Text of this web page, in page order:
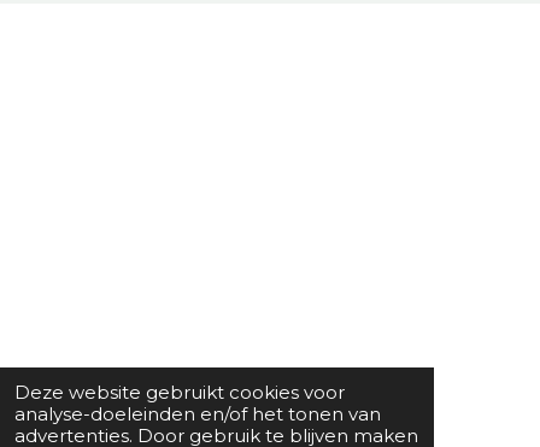
Deze website gebruikt cookies voor
analyse-doeleinden en/of het tonen van
advertenties. Door gebruik te blijven maken